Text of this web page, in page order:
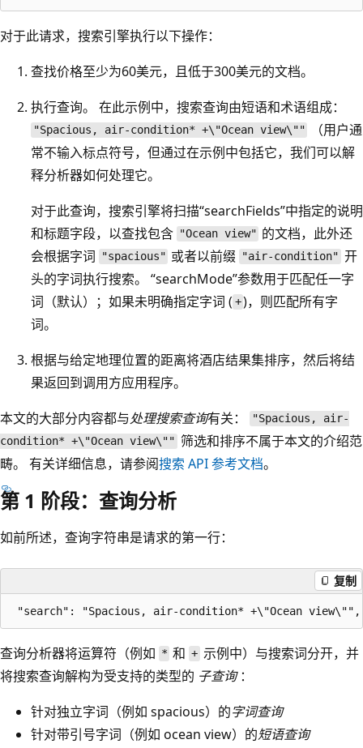
对于此请求，搜索引擎执行以下操作：
查找价格至少为60美元，且低于300美元的文档。
执行查询。 在此示例中，搜索查询由短语和术语组成：
"Spacious, air-condition* +\"Ocean view\""
（用户通
常不输入标点符号，但通过在示例中包括它，我们可以解
释分析器如何处理它。
对于此查询，搜索引擎将扫描“searchFields”中指定的说明
和标题字段，以查找包含 "Ocean view" 的文档，此外还
会根据字词
"spacious" 或者以前缀 "air-condition" 开
头的字词执行搜索。 “searchMode”参数用于匹配任一字
词（默认）；如果未明确指定字词 ( +)，则匹配所有字
词。
根据与给定地理位置的距离将酒店结果集排序，然后将结
果返回到调用方应用程序。
本文的大部分内容都与处理搜索查询有关：
"Spacious, air-
condition* +\"Ocean view\"" 筛选和排序不属于本文的介绍范
畴。 有关详细信息，请参阅搜索 API 参考文档。
第 1 阶段：查询分析
如前所述，查询字符串是请求的第一行：
复制
查询分析器将运算符（例如 * 和+示例中）与搜索词分开，并
将搜索查询解构为受支持的类型的 子查询：
针对独立字词（例如 spacious）的字词查询
针对带引号字词（例如 ocean view）的短语查询